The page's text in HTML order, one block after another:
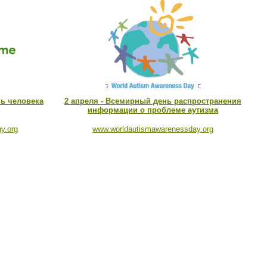
человека
2 апреля - Всемирный день распространения
информации о проблеме аутизма
www.worldautismawarenessday.org